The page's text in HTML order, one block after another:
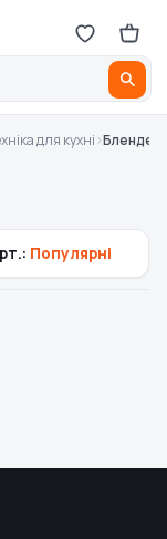
для кухні›
Популярні